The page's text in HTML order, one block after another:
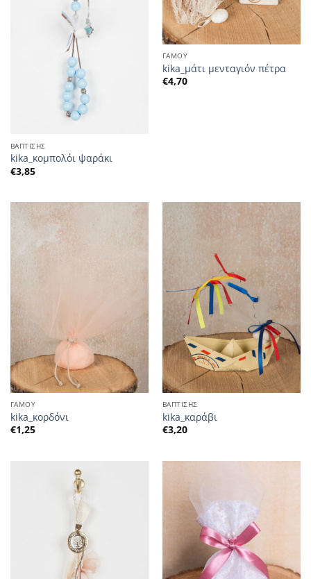
ΒΑΠΤΙΣΗΣ
kika_κομπολόι ψαράκι
€3,85
ΓΑΜΟΥ
kika_μάτι μενταγιόν πέτρα
€4,70
ΓΑΜΟΥ
kika_κορδόνι
€1,25
ΒΑΠΤΙΣΗΣ
kika_καράβι
€3,20